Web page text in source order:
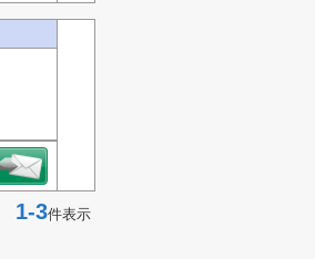
1-3件表示